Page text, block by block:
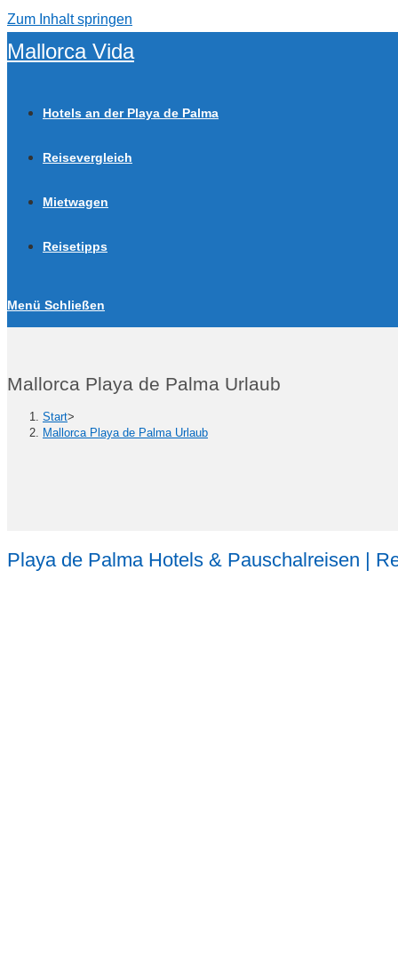
Zum Inhalt springen
Mallorca Vida
Hotels an der Playa de Palma
Reisevergleich
Mietwagen
Reisetipps
Menü Schließen
Mallorca Playa de Palma Urlaub
Start>
Mallorca Playa de Palma Urlaub
Playa de Palma Hotels & Pauschalreisen |